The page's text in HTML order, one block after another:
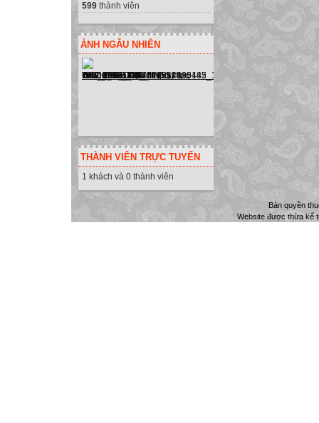
599 thành viên
ẢNH NGẪU NHIÊN
THÀNH VIÊN TRỰC TUYẾN
1 khách và 0 thành viên
Bản quyền
Website được thừa kế